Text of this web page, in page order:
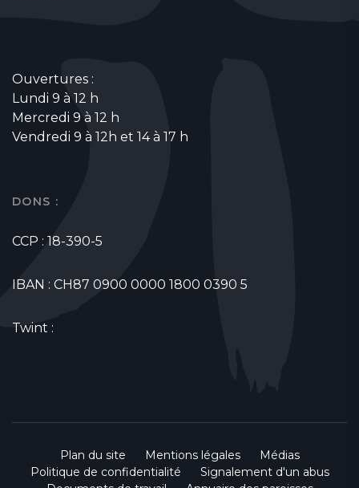
Ouvertures :
Lundi 9 à 12 h
Mercredi 9 à 12 h
Vendredi 9 à 12h et 14 à 17 h
DONS :
CCP : 18-390-5
IBAN : CH87 0900 0000 1800 0390 5
Twint :
Plan du site Mentions légales
Médias
Politique de confidentialité
Signalement d'un abus